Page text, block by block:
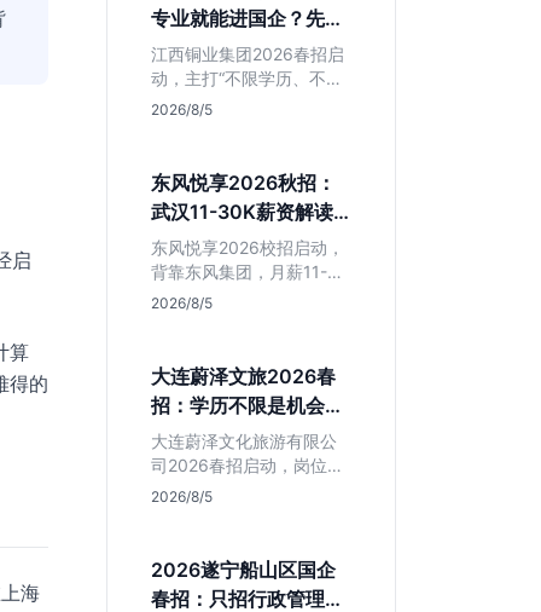
启
算
得的
海
递。
专业就能进国企？先看
清这几点再投
江西铜业集团2026春招启
动，主打“不限学历、不限
专业”。本文拆解其背后的
应届生判断是否值得作为
国企兜底选项。
2026/8/5
东风悦享2026秋招：
武汉11-30K薪资解读
与避坑指南
东风悦享2026校招启动，
背靠东风集团，月薪11-
30K在武汉极具竞争力。
入的跨境电商岗，助应届
生精准投递研发方向。
2026/8/5
大连蔚泽文旅2026春
招：学历不限是机会还
是坑？辽宁本地生必看
大连蔚泽文化旅游有限公
司2026春招启动，岗位信
息模糊且学历不限。本文
辽宁本地应届生判断是否
值得投递。
2026/8/5
2026遂宁船山区国企
春招：只招行政管理，